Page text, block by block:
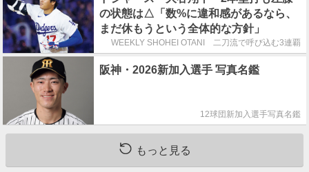
の状態は△「数%に違和感があるなら、
まだ休もうという全体的な方針」
WEEKLY SHOHEI OTANI 二刀流で呼び込む3連覇
阪神・2026新加入選手 写真名鑑
12球団新加入選手写真名鑑
もっと見る